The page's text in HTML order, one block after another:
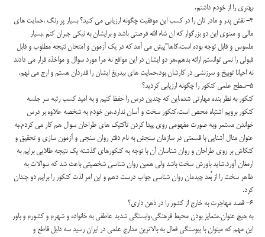
بهتری را از خودم داشتم.
۴- نقش پدر و مادر تان را در کسب این موفقیت چگونه ارزیابی می کنید؟ بسیار پر رنگ .حمایت های
مالی و معنوی این دو بزرگوار که ان شاء الله فرصتی باشد و برایشان به نیکی جبران کنم ،بسیار
ملموس و قابل توجه بوده است.گاها”پیش می آمد که در یک آزمون و امتحان نتیجه مطلوب و قابل
قبولی را نمی توانستم ارائه بدهم.هر دو ایشان در این مواقع نه مرا مورد سوال و مواخذه قرار می دادند
نه احیانا توبیخ و سرزنشی در کارشان بود.حمایت های بیدریغ ایشان را قدردان هستم و ارج می نهم.
۵-سطح علمی کنکور را چگونه ارزیابی کردید؟
کنکور به نظر بنده مهارتی شده.این که چندین درس را حفظ کنیم و به امید کسب رتبه سر جلسه
کنکور برویم اشتباه محض است.کنکور سخت و آسان ندارد.من خودم به شخصه علاوه بر درس
خواندن مستمر وبه صورت مفهومی روی پیدا کردن تاکتیک های طراحان سوال هم کار می کردم.به
عنوان مثال آشنایی با قسمتی در سازمان سنجش به نام دفتر روان سنجی و آزمون سازی و تحقیق و
کنکاش بر روی طراحان و روان شناسان آن با توجه به کنکورهای گذشته یک نتیجه طلایی برایم به
ارمغان آورد.شاید باورش سخت باشد ولی همین روان شناسی شخصیتی باعث شد که سوالات به
ظاهر سخت را از بُعد چیدمان روان شناسی جواب درست دهم و این امر لذت کنکور را برایم دو چندان
کرد.
۶- قصد مهاجرت به خارج از کشور را در ذهن داری؟
به هیچ عنوان.متمایز بودن محیط فرهنگی،وابستگی شدید عاطفی به خانواده و شهرم و کشورم و باور
این مهم که میتوان با پیوستگی فعال به بالاترین مدارج علمی در ایران رسید سه دلیل قاطع و